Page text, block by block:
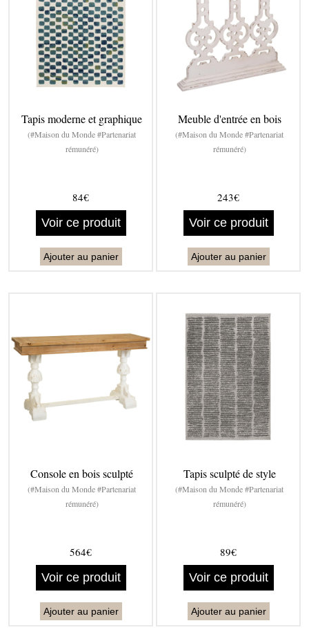
Tapis moderne et graphique
(#Maison du Monde #Partenariat
rémunéré)
84€
Voir ce produit
Ajouter au panier
Meuble d'entrée en bois
(#Maison du Monde #Partenariat
rémunéré)
243€
Voir ce produit
Ajouter au panier
Console en bois sculpté
(#Maison du Monde #Partenariat
rémunéré)
564€
Voir ce produit
Ajouter au panier
Tapis sculpté de style
(#Maison du Monde #Partenariat
rémunéré)
89€
Voir ce produit
Ajouter au panier